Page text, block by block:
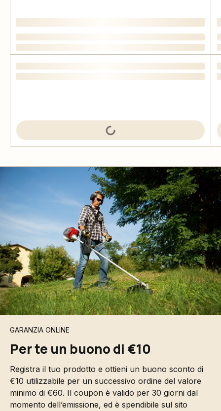
GARANZIA ONLINE
Per te un buono di €10
Registra il tuo prodotto e ottieni un buono sconto di
€10 utilizzabile per un successivo ordine del valore
minimo di €60. Il coupon è valido per 30 giorni dal
momento dell’emissione, ed è spendibile sul sito